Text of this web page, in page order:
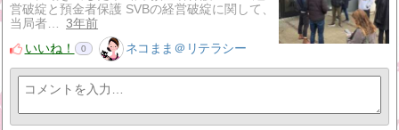
営破綻と預金者保護 SVBの経営破綻に関して、
当局者…
3年前
いいね！
0 ネコまま＠リテラシー